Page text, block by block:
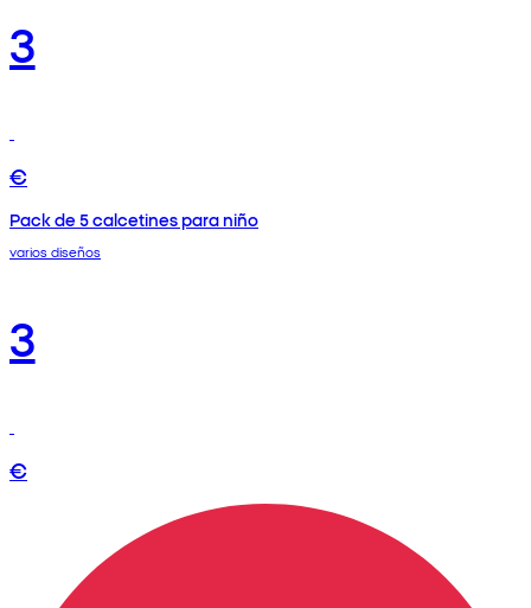
3
€
Pack de 5 calcetines para niño
varios diseños
3
€